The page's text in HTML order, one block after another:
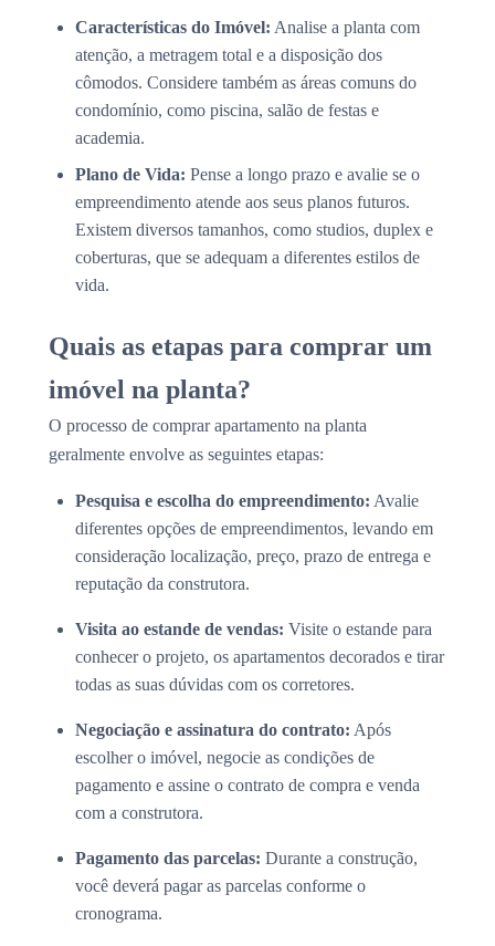
Características do Imóvel: Analise a planta com
atenção, a metragem total e a disposição dos
cômodos. Considere também as áreas comuns do
condomínio, como piscina, salão de festas e
academia.
Plano de Vida: Pense a longo prazo e avalie se o
empreendimento atende aos seus planos futuros.
Existem diversos tamanhos, como studios, duplex e
coberturas, que se adequam a diferentes estilos de
vida.
Quais as etapas para comprar um
imóvel na planta?
O processo de comprar apartamento na planta
geralmente envolve as seguintes etapas:
Pesquisa e escolha do empreendimento: Avalie
diferentes opções de empreendimentos, levando em
consideração localização, preço, prazo de entrega e
reputação da construtora.
Visita ao estande de vendas: Visite o estande para
conhecer o projeto, os apartamentos decorados e tirar
todas as suas dúvidas com os corretores.
Negociação e assinatura do contrato: Após
escolher o imóvel, negocie as condições de
pagamento e assine o contrato de compra e venda
com a construtora.
Pagamento das parcelas: Durante a construção,
você deverá pagar as parcelas conforme o
cronograma.